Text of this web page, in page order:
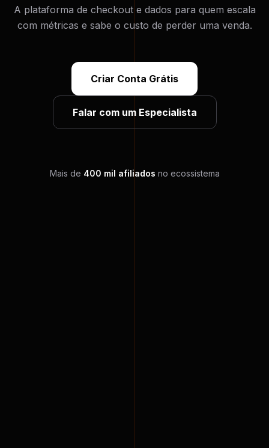
A plataforma de checkout e dados para quem escala
com métricas e sabe o custo de perder uma venda.
Criar Conta Grátis
Falar com um Especialista
Mais de 400 mil afiliados no ecossistema